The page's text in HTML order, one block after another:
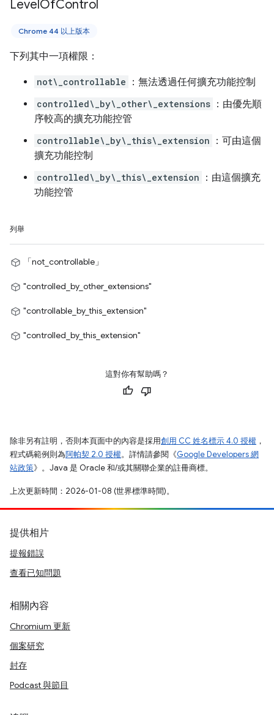
LevelOfControl
Chrome 44 以上版本
下列其中一項權限：
not\_controllable ：無法透過任何擴充功能控制
controlled\_by\_other\_extensions ：由優先順
序較高的擴充功能控管
controllable\_by\_this\_extension
：可由這個
擴充功能控制
controlled\_by\_this\_extension
：由這個擴充
功能控管
列舉
「not_controllable」
"controlled_by_other_extensions"
"controllable_by_this_extension"
"controlled_by_this_extension"
這對你有幫助嗎？
除非另有註明，否則本頁面中的內容是採用創用 CC 姓名標示 4.0 授權 ，
程式碼範例則為阿帕契 2.0 授權。詳情請參閱《Google Developers 網
站政策》。Java 是 Oracle 和/或其關聯企業的註冊商標。
上次更新時間：2026-01-08 (世界標準時間)。
提供相片
提報錯誤
查看已知問題
相關內容
Chromium 更新
個案研究
封存
Podcast 與節目